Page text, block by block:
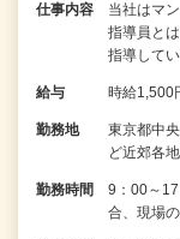
仕事内容
当社はマ
指導員と
指導して
給与 時給1,500
勤務地
東京都中
ど近郊各地
勤務時間
9：00～
合、現場